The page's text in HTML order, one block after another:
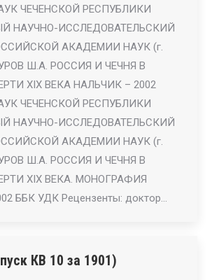
ЧЕЧЕНСКОЙ РЕСПУБЛИКИ
НАУЧНО-ИССЛЕДОВАТЕЛЬСКИЙ
АКАДЕМИИ НАУК (г.
Ш.А. РОССИЯ И ЧЕЧНЯ В
ХIХ ВЕКА НАЛЬЧИК – 2002
ЧЕЧЕНСКОЙ РЕСПУБЛИКИ
НАУЧНО-ИССЛЕДОВАТЕЛЬСКИЙ
АКАДЕМИИ НАУК (г.
Ш.А. РОССИЯ И ЧЕЧНЯ В
ХIХ ВЕКА. МОНОГРАФИЯ
ББК УДК Рецензенты: доктор…
КВ 10 за 1901)